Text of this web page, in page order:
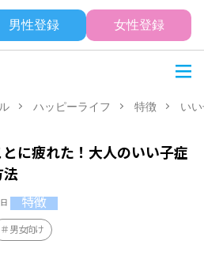
男性登録 女性登録
ハッピーライフ 特徴 い
に疲れた！大人のいい子症
法
特徴
男女向け